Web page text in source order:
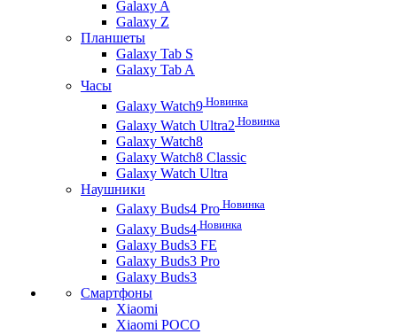
Galaxy A
Galaxy Z
Планшеты
Galaxy Tab S
Galaxy Tab A
Часы
Galaxy Watch9 Новинка
Galaxy Watch Ultra2 Новинка
Galaxy Watch8
Galaxy Watch8 Classic
Galaxy Watch Ultra
Наушники
Galaxy Buds4 Pro Новинка
Galaxy Buds4 Новинка
Galaxy Buds3 FE
Galaxy Buds3 Pro
Galaxy Buds3
Смартфоны
Xiaomi
Xiaomi POCO